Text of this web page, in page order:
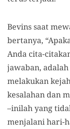
Bevins saat
bertanya,
Anda cita-
jawaban,
melakukan
kesalahan dan
–inilah yang
menjalani hari-